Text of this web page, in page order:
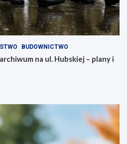
BUDOWNICTWO
na ul. Hubskiej – plany i